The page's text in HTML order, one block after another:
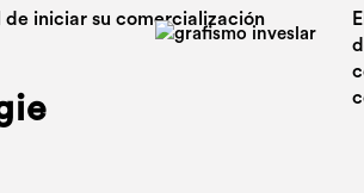
de iniciar su comercialización